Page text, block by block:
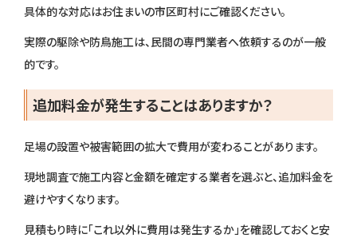
具体的な対応はお住まいの市区町村にご確認ください。
実際の駆除や防鳥施工は、民間の専門業者へ依頼するのが一般
的です。
追加料金が発生することはありますか？
足場の設置や被害範囲の拡大で費用が変わることがあります。
現地調査で施工内容と金額を確定する業者を選ぶと、追加料金を
避けやすくなります。
見積もり時に「これ以外に費用は発生するか」を確認しておくと安